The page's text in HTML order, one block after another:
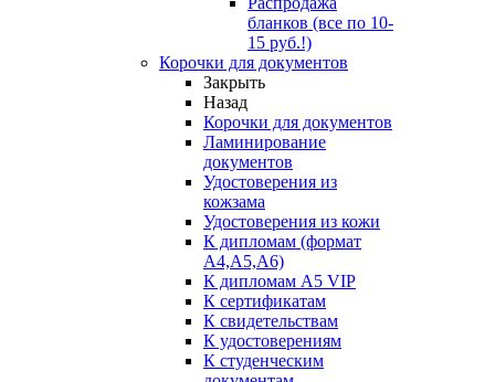
бланков (все по 10-
15 руб.!)
Корочки для документов
Закрыть
Назад
Корочки для документов
Ламинирование
документов
Удостоверения из
кожзама
Удостоверения из кожи
К дипломам (формат
А4,А5,А6)
К дипломам А5 VIP
К сертификатам
К свидетельствам
К удостоверениям
К студенческим